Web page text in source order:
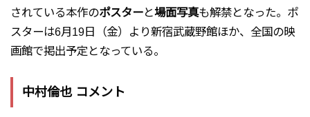
されている本作のポスターと場面写真も解禁となった。ポ
スターは6月19日（金）より新宿武蔵野館ほか、全国の映
画館で掲出予定となっている。
中村倫也 コメント